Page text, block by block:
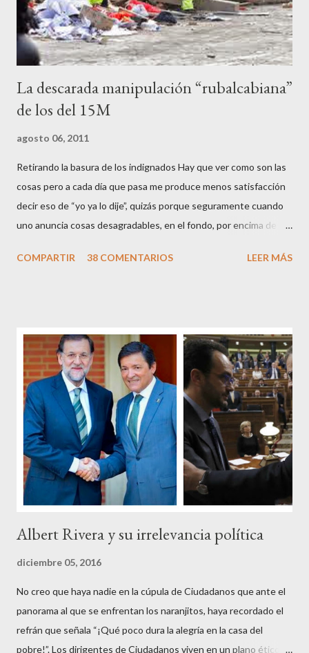
los que no fuman ni tabaco, n...
La descarada manipulación “rubalcabiana”
de los del 15M
agosto 06, 2011
Retirando la basura de los indignados Hay que ver como son las
cosas pero a cada día que pasa me produce menos satisfacción
decir eso de “yo ya lo dije”, quizás porque seguramente cuando
uno anuncia cosas desagradables, en el fondo, por encima de la
Pero francamente estos socialistas son tan transparentes en su
de ciudadanos, la mayoría de los cuales no han pagado jamás un
impuesto, sea por vocación o simplemente por no haber tenido
un trabajo en su vida, decidieron salir a la calle revestidos de la
sagrada túnica de la “indignación ciudadana” y con su actitud
crear una paradoja, se autodenominaban “movimiento 15M” y lo
que hicieron fue apoderarse de una plaza pública y allí sentaron
sus reales, bueno sus reales no,...
COMPARTIR 38 COMENTARIOS LEER MÁS
Albert Rivera y su irrelevancia política
diciembre 05, 2016
No creo que haya nadie en la cúpula de Ciudadanos que ante el
panorama al que se enfrentan los naranjitos, haya recordado el
refrán que señala “¡Qué poco dura la alegría en la casa del
pobre!”. Los dirigentes de Ciudadanos viven en un plano ético